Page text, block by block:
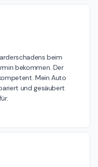
beim
bekommen. Der
Mein Auto
und gesäubert